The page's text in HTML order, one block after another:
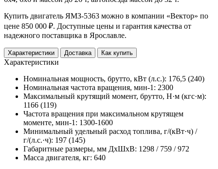
Купить двигатель ЯМЗ-5363 можно в компании «Вектор» по
цене 850 000 ₽. Доступные цены и гарантия качества от
надежного поставщика в Ярославле.
Характеристики Доставка Как купить
Характеристики
Номинальная мощность, брутто, кВт (л.с.): 176,5 (240)
Номинальная частота вращения, мин-1: 2300
Максимальный крутящий момент, брутто, Н·м (кгс·м):
1166 (119)
Частота вращения при максимальном крутящем
моменте, мин-1: 1300-1600
Минимальный удельный расход топлива, г/(кВт·ч) /
г/(л.с.·ч): 197 (145)
Габаритные размеры, мм ДхШхВ: 1298 / 759 / 972
Масса двигателя, кг: 640